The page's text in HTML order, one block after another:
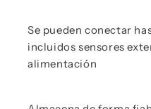
Se pueden conectar
incluidos sensores
alimentación